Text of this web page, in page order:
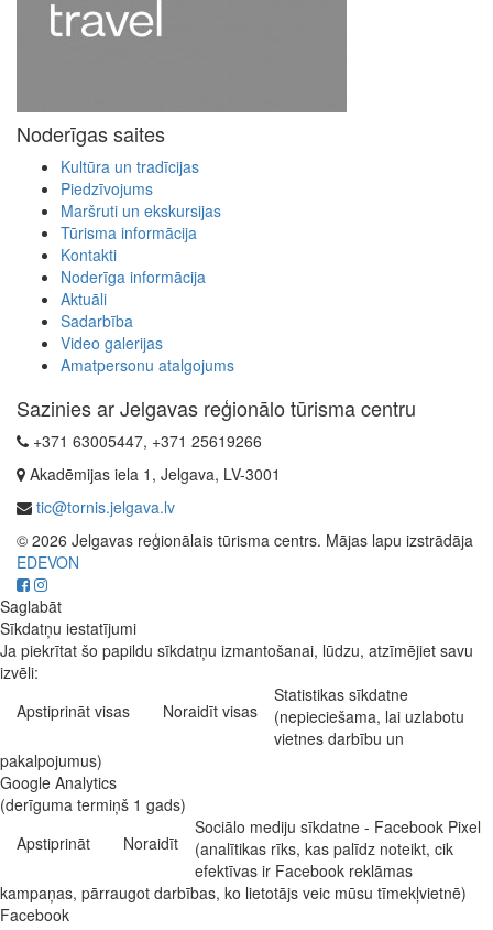
Noderīgas saites
Kultūra un tradīcijas
Piedzīvojums
Maršruti un ekskursijas
Tūrisma informācija
Kontakti
Noderīga informācija
Aktuāli
Sadarbība
Video galerijas
Amatpersonu atalgojums
Sazinies ar Jelgavas reģionālo tūrisma centru
+371 63005447, +371 25619266
Akadēmijas iela 1, Jelgava, LV-3001
tic@tornis.jelgava.lv
© 2026 Jelgavas reģionālais tūrisma centrs. Mājas lapu izstrādāja
EDEVON
Saglabāt
Sīkdatņu iestatījumi
Ja piekrītat šo papildu sīkdatņu izmantošanai, lūdzu, atzīmējiet savu
izvēli:
Apstiprināt visas
Noraidīt visas
Statistikas sīkdatne
(nepieciešama, lai uzlabotu
vietnes darbību un
pakalpojumus)
Google Analytics
(derīguma termiņš 1 gads)
Apstiprināt
Noraidīt
Sociālo mediju sīkdatne - Facebook Pixel
(analītikas rīks, kas palīdz noteikt, cik
efektīvas ir Facebook reklāmas
kampaņas, pārraugot darbības, ko lietotājs veic mūsu tīmekļvietnē)
Facebook